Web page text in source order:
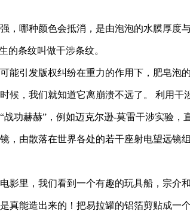
，哪种颜色会抵消，是由泡泡的水膜厚度
的条纹叫做干涉条纹。
能引发版权纠纷在重力的作用下，肥皂泡
候，我们就知道它离崩溃不远了。 利用
战功赫赫”，例如迈克尔逊-莫雷干涉实验
，由散落在世界各处的若干座射电望远镜
影里，我们看到一个有趣的玩具船，宗介
真能造出来的！把易拉罐的铝箔剪贴成